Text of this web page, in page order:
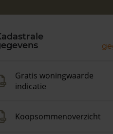
Gratis woningwaarde
indicatie
Koopsommenoverzicht